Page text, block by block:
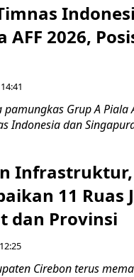
2026,
pamungkas Grup A
Indonesia dan
11 Ruas
dan Provinsi
Cirebon terus